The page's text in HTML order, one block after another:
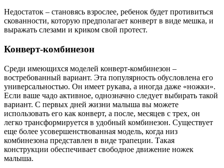
Недостаток – становясь взрослее, ребенок будет противиться
скованности, которую предполагает конверт в виде мешка, и
выражать слезами и криком свой протест.
Конверт-комбинезон
Среди имеющихся моделей конверт-комбинезон –
востребованный вариант. Эта популярность обусловлена его
универсальностью. Он имеет рукава, а иногда даже «ножки».
Если ваше чадо активное, однозначно следует выбирать такой
вариант. С первых дней жизни малыша вы можете
использовать его как конверт, а после, месяцев с трех, он
легко трансформируется в удобный комбинезон. Существует
еще более усовершенствованная модель, когда низ
комбинезона представлен в виде трапеции. Такая
конструкции обеспечивает свободное движение ножек
малыша.